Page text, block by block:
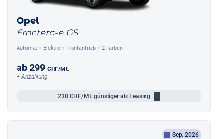
Opel
Frontera-e GS
Automat Elektro Frontantrieb 2 Farben
ab299 CHF/Mt.
+ Anzahlung
238 CHF/Mt. günstiger als Leasing
Sep. 2026